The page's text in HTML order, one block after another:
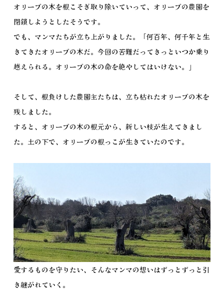
オリーブの木を根こそぎ取り除いていって、オリーブの農園を
閉鎖しようとしたそうです。
でも、マンマたちが立ち上がりました。「何百年、何千年と生
きてきたオリーブの木だ。今回の苦難だってきっといつか乗り
越えられる。オリーブの木の命を絶やしてはいけない。」
そして、根負けした農園主たちは、立ち枯れたオリーブの木を
残しました。
すると、オリーブの木の根元から、新しい枝が生えてきまし
た。土の下で、オリーブの根っこが生きていたのです。
愛するものを守りたい、そんなマンマの想いはずっとずっと引
き継がれていく。